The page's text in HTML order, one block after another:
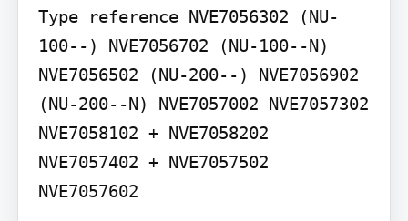
Type reference NVE7056302 (NU-
100--) NVE7056702 (NU-100--N)
NVE7056502 (NU-200--) NVE7056902
(NU-200--N) NVE7057002 NVE7057302
NVE7058102 + NVE7058202
NVE7057402 + NVE7057502
NVE7057602